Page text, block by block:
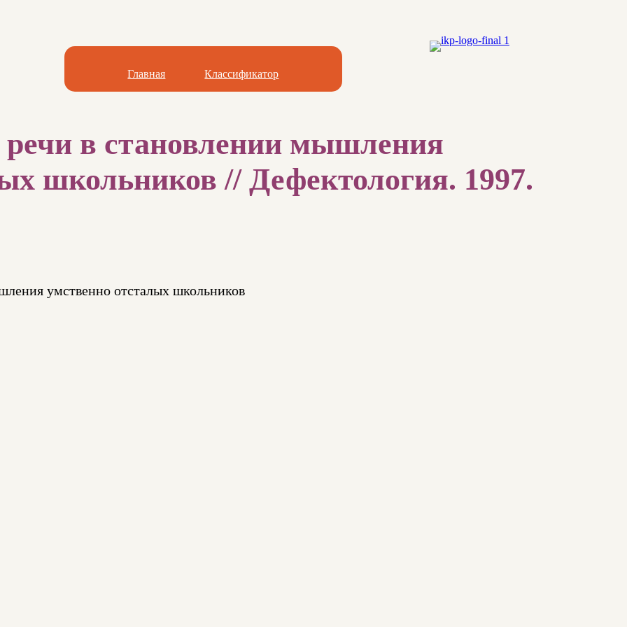
Главная Классификатор
в становлении мышления
школьников // Дефектология. 1997.
умственно отсталых школьников